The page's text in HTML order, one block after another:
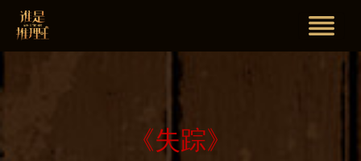
《失踪》